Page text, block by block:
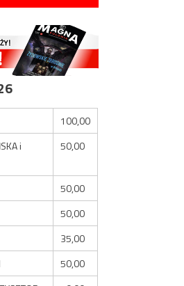
100,00
i
50,00
50,00
50,00
35,00
50,00